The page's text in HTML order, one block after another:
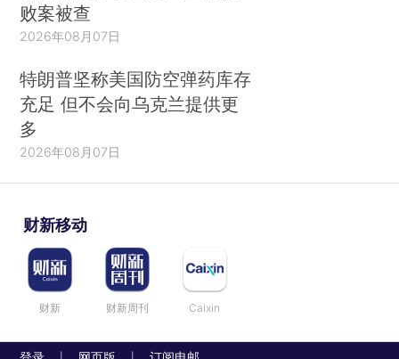
败案被查
2026年08月07日
特朗普坚称美国防空弹药库存
充足 但不会向乌克兰提供更
多
2026年08月07日
财新移动
财新 财新周刊 Caixin